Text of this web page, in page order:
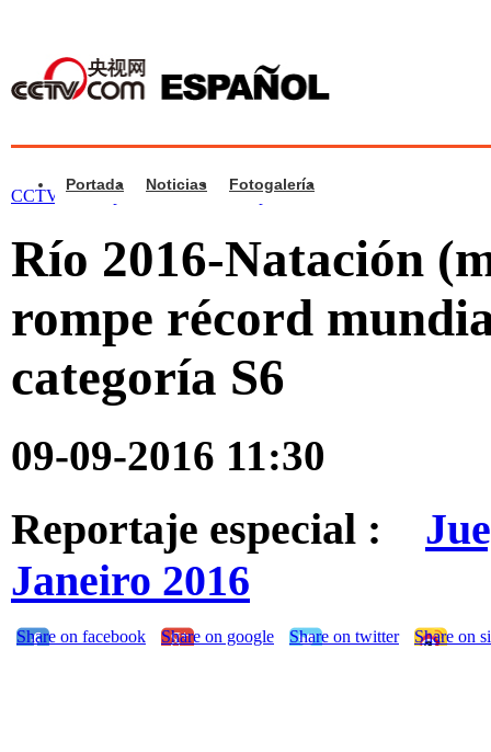
Portada Noticias Fotogalería
CCTV.com Español>Vídeos >Deporte
Río 2016-Natación
rompe récord
categoría S6
09-09-2016 11:30
Reportaje especial :
Janeiro 2016
Share on facebook Share on google Share on twitter Share on